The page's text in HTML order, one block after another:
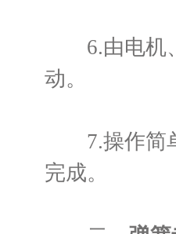
6.由电机、
动。
7.操作简单
完成。